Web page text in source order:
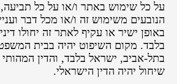
על כל שימוש באתר ו/או על כל תביעה,
הנובעים משימוש זה ו/או מכל דבר
באופן ישיר או עקיף לאתר זה יחולו דיני
בלבד. מקום השיפוט יהיה בבית המשפט
בתל-אביב, ישראל בלבד, והדין המהותי
שיחול יהיה הדין הישראלי.